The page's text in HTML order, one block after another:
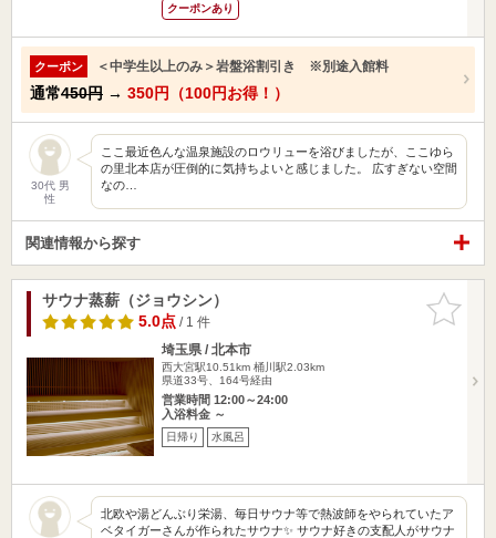
クーポンあり
クーポン ＜中学生以上のみ＞岩盤浴割引き ※別途入館料
通常450円 → 350円（100円お得！）
30代 男
性
ここ最近色んな温泉施設のロウリューを浴びましたが、ここゆら
の里北本店が圧倒的に気持ちよいと感じました。 広すぎない空間
なの…
関連情報から探す
お気に入
りに追加
サウナ蒸薪（ジョウシン）
5.0点/ 1 件
埼玉県 / 北本市
西大宮駅10.51km 桶川駅2.03km
県道33号、164号経由
営業時間 12:00～24:00
入浴料金 ～
日帰り 水風呂
北欧や湯どんぶり栄湯、毎日サウナ等で熱波師をやられていたア
ベタイガーさんが作られたサウナ✨ サウナ好きの支配人がサウナ